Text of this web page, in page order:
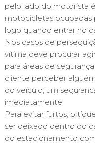
pelo lado do motorista
motocicletas ocupadas
logo quando entrar no
Nos casos de
vítima deve procurar
para áreas de
cliente perceber
do veículo, um
imediatamente.
Para evitar furtos, o
ser deixado dentro do
do estacionamento